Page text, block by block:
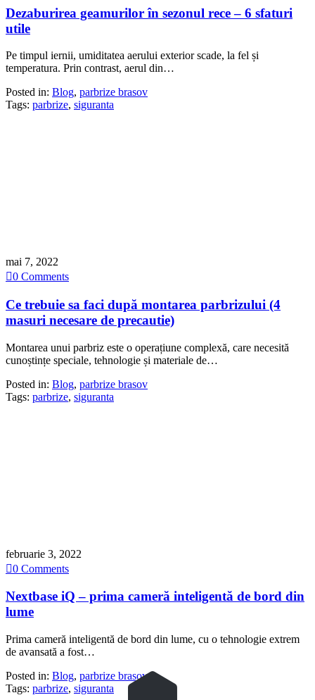
Dezaburirea geamurilor în sezonul rece – 6 sfaturi
utile
Pe timpul iernii, umiditatea aerului exterior scade, la fel și
temperatura. Prin contrast, aerul din…
Posted in: Blog, parbrize brasov
Tags: parbrize, siguranta
mai 7, 2022
0 Comments
Ce trebuie sa faci după montarea parbrizului (4
masuri necesare de precautie)
Montarea unui parbriz este o operațiune complexă, care necesită
cunoștințe speciale, tehnologie și materiale de…
Posted in: Blog, parbrize brasov
Tags: parbrize, siguranta
februarie 3, 2022
0 Comments
Nextbase iQ – prima cameră inteligentă de bord din
lume
Prima cameră inteligentă de bord din lume, cu o tehnologie extrem
de avansată a fost…
Posted in: Blog, parbrize brasov
Tags: parbrize, siguranta